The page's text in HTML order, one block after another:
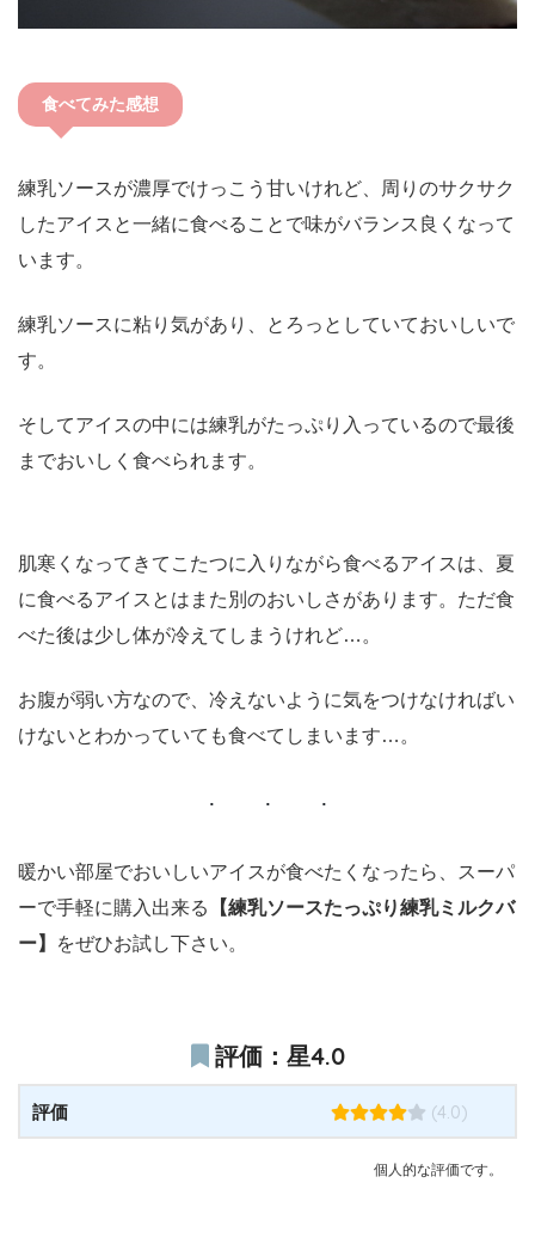
食べてみた感想
練乳ソースが濃厚でけっこう甘いけれど、周りのサクサク
したアイスと一緒に食べることで味がバランス良くなって
います。
練乳ソースに粘り気があり、とろっとしていておいしいで
す。
そしてアイスの中には練乳がたっぷり入っているので最後
までおいしく食べられます。
肌寒くなってきてこたつに入りながら食べるアイスは、夏
に食べるアイスとはまた別のおいしさがあります。ただ食
べた後は少し体が冷えてしまうけれど…。
お腹が弱い方なので、冷えないように気をつけなければい
けないとわかっていても食べてしまいます…。
暖かい部屋でおいしいアイスが食べたくなったら、スーパ
ーで手軽に購入出来る
【練乳ソースたっぷり練乳ミルクバ
ー】
をぜひお試し下さい。
評価：星4.0
評価 (4.0)
個人的な評価です。